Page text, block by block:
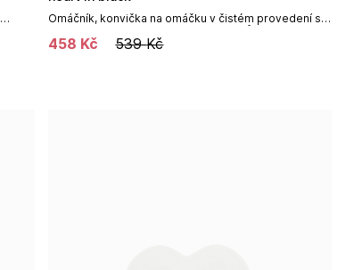
Omáčník, konvička na omáčku v čistém provedení s
jemným černým srdíčkem.Doplnit ji můžete talířkem
pod omáčník, který...
458 Kč 539Kč